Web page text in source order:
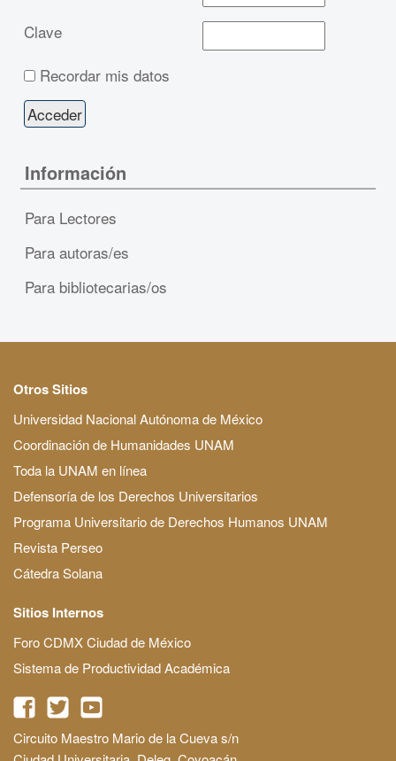
Clave
Recordar mis datos
Información
Para Lectores
Para autoras/es
Para bibliotecarias/os
Otros Sitios
Universidad Nacional Autónoma de México
Coordinación de Humanidades UNAM
Toda la UNAM en línea
Defensoría de los Derechos Universitarios
Programa Universitario de Derechos Humanos UNAM
Revista Perseo
Cátedra Solana
Sitios Internos
Foro CDMX Ciudad de México
Sistema de Productividad Académica
Circuito Maestro Mario de la Cueva s/n